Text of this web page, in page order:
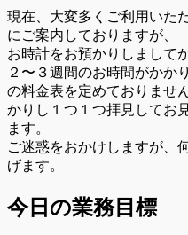
現在、大変多くご利用いた
にご案内しておりますが、
お時計をお預かりしまして
２〜３週間のお時間がかか
の料金表を定めておりませ
かりし１つ１つ拝見してお
ます。
ご迷惑をおかけしますが、
げます。
今日の業務目標